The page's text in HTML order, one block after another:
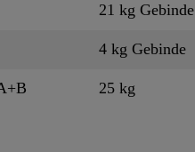
21 kg Gebinde
4 kg Gebinde
25 kg